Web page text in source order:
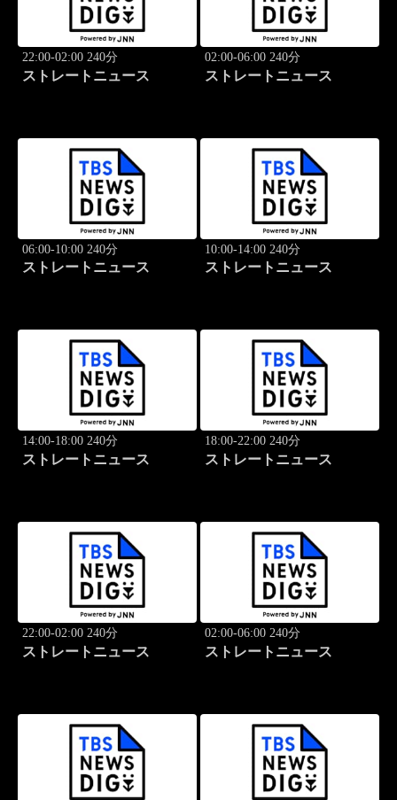
22:00-02:00 240分
ストレートニュース
02:00-06:00 240分
ストレートニュース
06:00-10:00 240分
ストレートニュース
10:00-14:00 240分
ストレートニュース
14:00-18:00 240分
ストレートニュース
18:00-22:00 240分
ストレートニュース
22:00-02:00 240分
ストレートニュース
02:00-06:00 240分
ストレートニュース